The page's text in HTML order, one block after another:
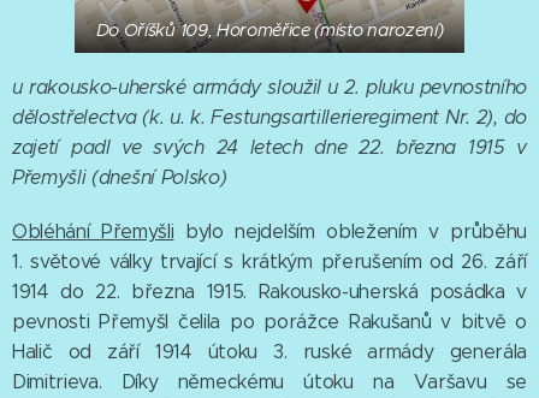
Do Oříšků 109, Horoměřice (místo narození)
u rakousko-uherské armády sloužil u 2. pluku pevnostního
dělostřelectva (k. u. k. Festungsartillerieregiment Nr. 2), do
zajetí padl ve svých 24 letech dne 22. března 1915 v
Přemyšli (dnešní Polsko)
Obléhání Přemyšli bylo nejdelším obležením v průběhu
1. světové války trvající s krátkým přerušením od 26. září
1914 do 22. března 1915. Rakousko-uherská posádka v
pevnosti Přemyšl čelila po porážce Rakušanů v bitvě o
Halič od září 1914 útoku 3. ruské armády generála
Dimitrieva. Díky německému útoku na Varšavu se